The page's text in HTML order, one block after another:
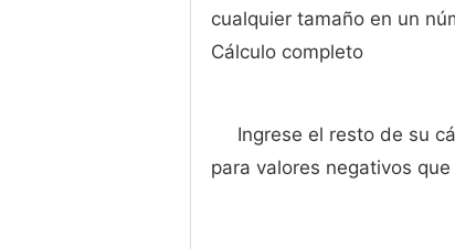
cualquier tamaño en un
Cálculo completo
Ingrese el resto de su
para valores negativos